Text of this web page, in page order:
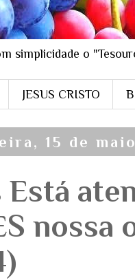
simplicidade o
JESUS CRISTO
15 de
Está
nossa